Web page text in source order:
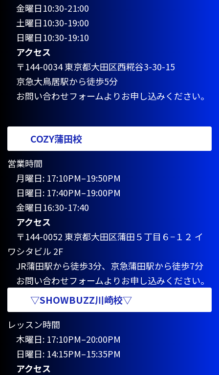
金曜日10:30-21:00
土曜日10:30-19:00
日曜日10:30-19:10
アクセス
〒144-0034 東京都大田区西糀谷3-30-15
京急大鳥居駅から徒歩5分
お問い合わせフォームよりお申し込みください。
COZY蒲田校
営業時間
月曜日: 17:10PM–19:50PM
日曜日: 17:40PM–19:00PM
金曜日16:30-17:40
アクセス
〒144-0052 東京都大田区蒲田５丁目６−１２ イ
ワシタビル 2F
JR蒲田駅から徒歩3分、京急蒲田駅から徒歩7分
お問い合わせフォームよりお申し込みください。
▽SHOWBUZZ川崎校▽
レッスン時間
木曜日: 17:10PM–20:00PM
日曜日: 14:15PM–15:35PM
アクセス